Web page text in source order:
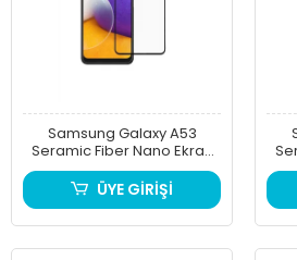
Samsung Galaxy A53
Seramic Fiber Nano Ekran
Koruyucu Siyah
ÜYE GİRİŞİ